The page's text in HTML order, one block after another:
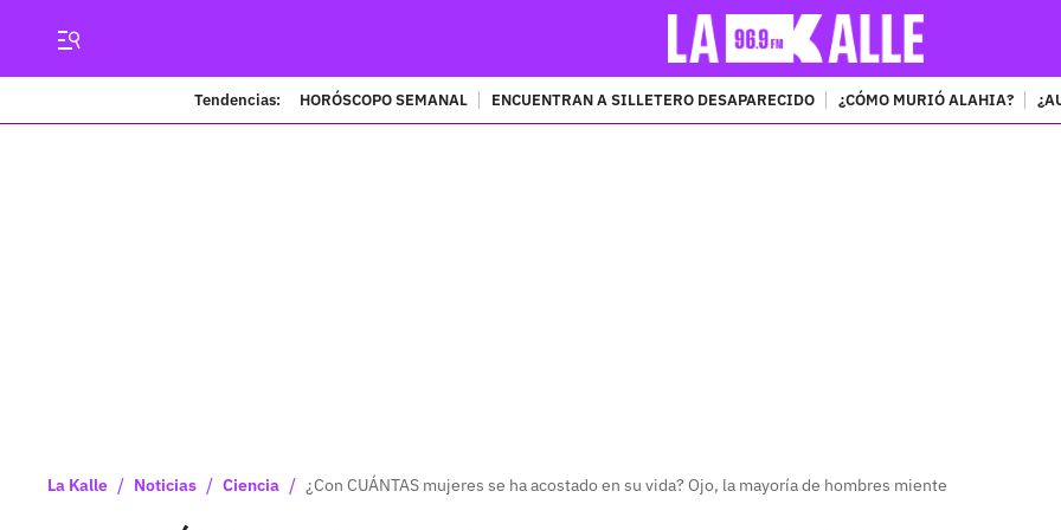
Tendencias: HORÓSCOPO SEMANAL ENCUENTRAN A SILLETERO DESAPARECIDO ¿CÓMO MURIÓ ALAHIA?
La Kalle / Noticias / Ciencia / ¿Con CUÁNTAS mujeres se ha acostado en su vida? Ojo, la mayoría de hombres miente